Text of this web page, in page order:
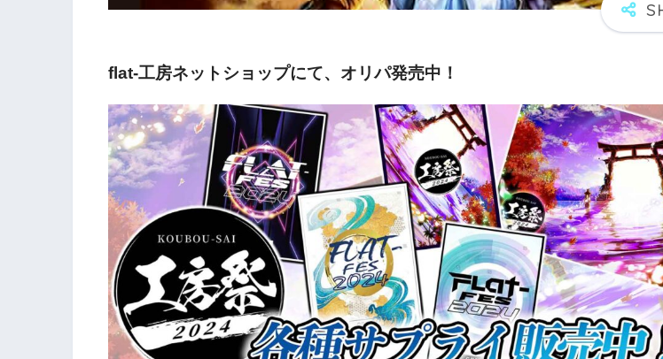
flat-工房ネットショップにて、オリパ発売中！